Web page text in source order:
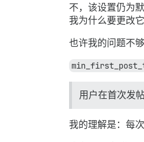
不，该设置仍为
我为什么要更改
也许我的问题不够
用户在首次发
我的理解是：每